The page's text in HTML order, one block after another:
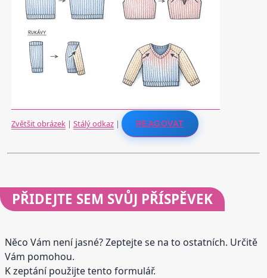
Zvětšit obrázek| Stálý odkaz| REAGOVAT
PŘIDEJTE SEM SVŮJ PŘÍSPĚVEK
Něco Vám není jasné? Zeptejte se na to ostatních. Určitě
Vám pomohou.
K zeptání použijte tento formulář.